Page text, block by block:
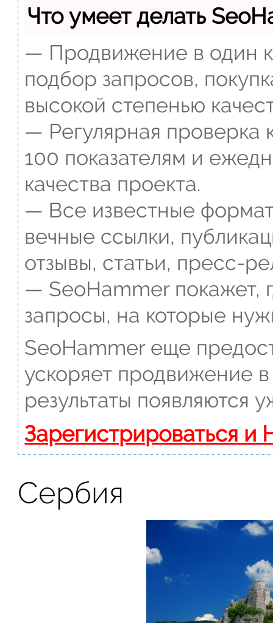
Что умеет делать
— Продвижение в один
подбор запросов,
высокой степенью
— Регулярная проверка
100 показателям и
качества проекта.
— Все известные
вечные ссылки,
отзывы, статьи, пресс-
— SeoHammer покажет,
запросы, на которые
SeoHammer еще
ускоряет продвижение
результаты появляются
Зарегистрироваться и
Сербия